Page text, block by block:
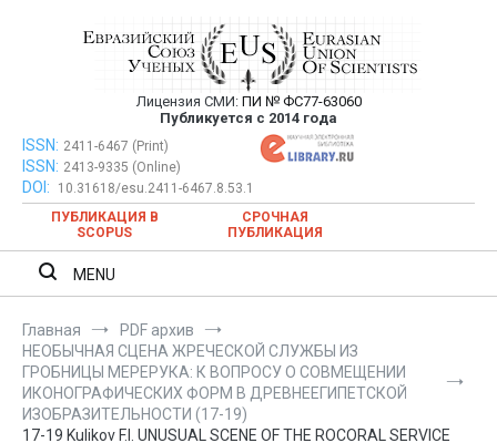
Евразийский Союз Ученых —
публикация научных статей в
ежемесячном научном журнале
Лицензия СМИ: ПИ № ФС77-63060
Публикуется с 2014 года
Евразийский Союз Ученых — публикация научных статей в
ежемесячном научном журнале
ISSN: 2411-6467 (Print)
ISSN: 2413-9335 (Online)
DOI:
10.31618/esu.2411-6467.8.53.1
ПУБЛИКАЦИЯ В
SCOPUS
СРОЧНАЯ
ПУБЛИКАЦИЯ
MENU
Главная
PDF архив
НЕОБЫЧНАЯ СЦЕНА ЖРЕЧЕСКОЙ СЛУЖБЫ ИЗ
ГРОБНИЦЫ МЕРЕРУКА: К ВОПРОСУ О СОВМЕЩЕНИИ
ИКОНОГРАФИЧЕСКИХ ФОРМ В ДРЕВНЕЕГИПЕТСКОЙ
ИЗОБРАЗИТЕЛЬНОСТИ (17-19)
17-19 Kulikov F.I. UNUSUAL SCENE OF THE ROCORAL SERVICE